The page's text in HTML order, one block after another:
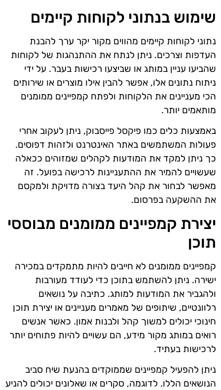
שימוש בנתוני לקוחות קיימים
נתוני לקוחות קיימים מהווים מקור יקר ערך להבנת
העדפות וצרכים. ניתן לנתח את ההתנהגות של לקוחות
שהביעו עניין במותג או שביצעו רכישות בעבר. על ידי
ניתוח נתונים אלו, אפשר להבין אילו מוצרים או שירותים
הכי מעניינים את הלקוחות ולפתח קמפיינים ממומנים
מותאמים יותר.
באמצעות כלים כמו פיקסל פייסבוק, ניתן לעקוב אחרי
פעולות המשתמשים באתר האינטרנט ולזהות דפוסים.
כך ניתן למקד את המודעות לקהלים שמזוהים ככאלה
שעשויים להמיר את ההתעניינות לרכישה בפועל. זה
מאפשר לבחור את קהל היעד בצורה מדויקת ולמקסם
את ההשקעה בפרסום.
יצירת קמפיינים ממומנים מבוססי
תוכן
קמפיינים ממומנים לא חייבים להיות מתמקדים במכירה
ישירה. ניתן להשתמש בתוכן כדי לעודד מעורבות
ולהגביר את המודעות למותג. כתיבה על נושאים
רלוונטיים, שיתופים של מאמרים מעניינים או יצירת תוכן
חינוכי יכולים למשוך קהל ולבנות אמון. כאשר אנשים
רואים במותג מקור מידע, הם עשויים להיות פתוחים יותר
לרכישות בעתיד.
ניתן להפעיל קמפיינים שממוקדים בהנעת שיח סביב
הנושאים הללו. לדוגמה, סקרים או שאלונים יכולים להניע